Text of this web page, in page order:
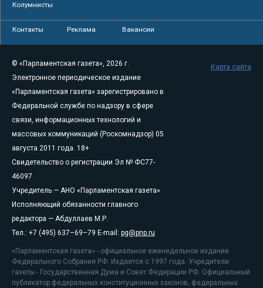
Колумнисты
Контакты Реклама Вакансии
© «Парламентская газета», 2026 г.
Электронное периодическое издание
«Парламентская газета» зарегистрировано в
Федеральной службе по надзору в сфере
связи, информационных технологий и
массовых коммуникаций (Роскомнадзор) 05
августа 2011 года. 18+
Свидетельство о регистрации Эл № ФС77-
46097
Учредитель — АНО «Парламентская газета»
Исполняющий обязанности главного
редактора — Абдуллаев М.Р.
Тел.: +7 (495) 637–69–79 E-mail: pg@pnp.ru
«Парламентская газета» - официальное еженедельное издание
Федерального Собрания РФ. Издается с 1997 года. Учредители
газеты - Государственная Дума и Совет Федерации РФ. Официальный
публикатор федеральных конституционных законов, федеральных
Карта сайта